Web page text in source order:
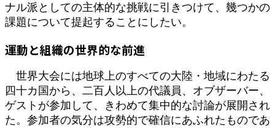
ナル派としての主体的な挑戦に引きつけて、幾つかの
課題について提起することにしたい。
運動と組織の世界的な前進
世界大会には地球上のすべての大陸・地域にわたる
四十カ国から、二百人以上の代議員、オブザーバー、
ゲストが参加して、きわめて集中的な討論が展開され
た。参加者の気分は攻勢的で確信にあふれたものであ